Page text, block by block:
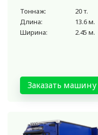
Тоннаж:
20 т.
Длина:
13.6 м.
Ширина:
2.45 м.
Заказать машину